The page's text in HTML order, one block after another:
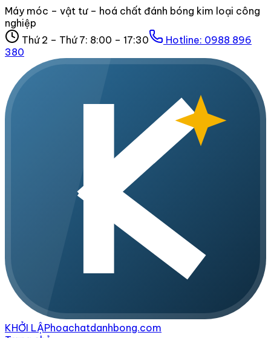
Máy móc – vật tư – hoá chất đánh bóng kim loại công
nghiệp
Thứ 2 – Thứ 7: 8:00 – 17:30
Hotline: 0988 896
380
KHỞI LẬPhoachatdanhbong.com